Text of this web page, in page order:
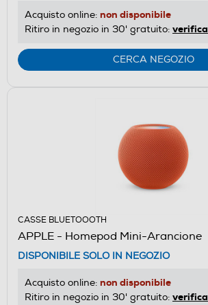
Acquisto online: non disponibile
Ritiro in negozio in 30' gratuito: verifica
CERCA NEGOZIO
CASSE BLUETOOOTH
APPLE - Homepod Mini-Arancione
DISPONIBILE SOLO IN NEGOZIO
Acquisto online: non disponibile
Ritiro in negozio in 30' gratuito: verifica